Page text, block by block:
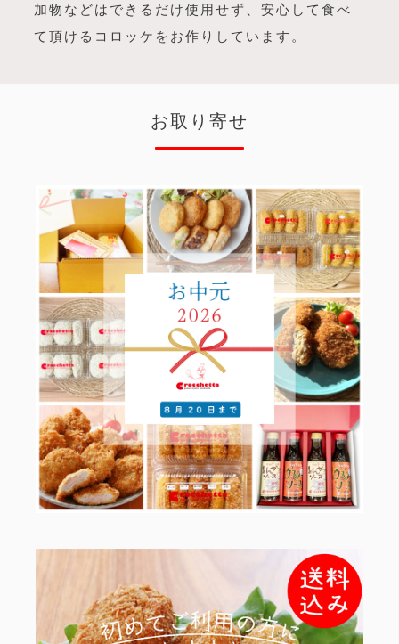
加物などはできるだけ使用せず、安心して食べ
て頂けるコロッケをお作りしています。
お取り寄せ